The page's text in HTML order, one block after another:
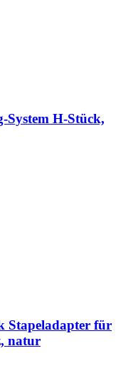
H-Stück,
Stapeladapter für
natur